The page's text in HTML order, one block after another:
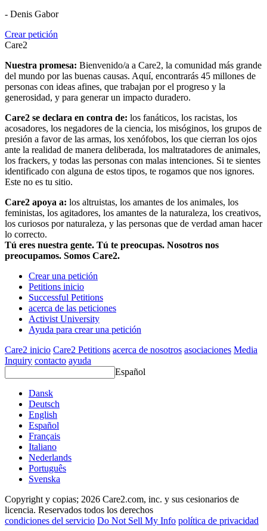
- Denis Gabor
Crear petición
Care2
Nuestra promesa: Bienvenido/a a Care2, la comunidad más grande
del mundo por las buenas causas. Aquí, encontrarás 45 millones de
personas con ideas afines, que trabajan por el progreso y la
generosidad, y para generar un impacto duradero.
Care2 se declara en contra de: los fanáticos, los racistas, los
acosadores, los negadores de la ciencia, los misóginos, los grupos de
presión a favor de las armas, los xenófobos, los que cierran los ojos
ante la realidad de manera deliberada, los maltratadores de animales,
los frackers, y todas las personas con malas intenciones. Si te sientes
identificado con alguna de estos tipos, te rogamos que nos ignores.
Este no es tu sitio.
Care2 apoya a: los altruistas, los amantes de los animales, los
feministas, los agitadores, los amantes de la naturaleza, los creativos,
los curiosos por naturaleza, y las personas que de verdad aman hacer
lo correcto.
Tú eres nuestra gente. Tú te preocupas. Nosotros nos
preocupamos. Somos Care2.
Crear una petición
Petitions inicio
Successful Petitions
acerca de las peticiones
Activist University
Ayuda para crear una petición
Care2 inicio Care2 Petitions acerca de nosotros asociaciones Media
Inquiry contacto ayuda
Español
Dansk
Deutsch
English
Español
Français
Italiano
Nederlands
Português
Svenska
Copyright y copias; 2026 Care2.com, inc. y sus cesionarios de
licencia. Reservados todos los derechos
condiciones del servicio Do Not Sell My Info política de privacidad